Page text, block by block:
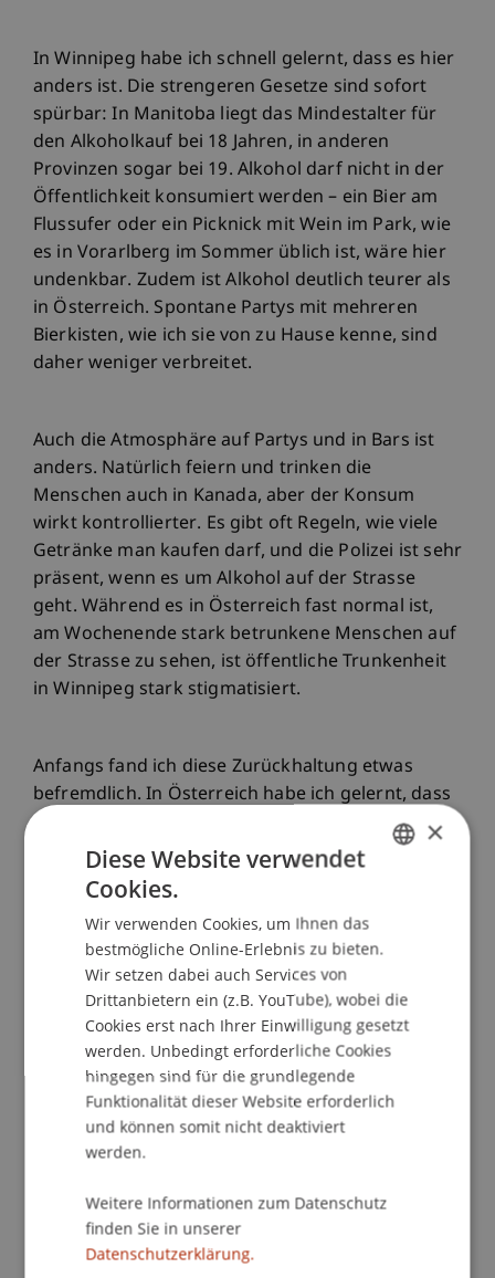
In Winnipeg habe ich schnell gelernt, dass es hier
anders ist. Die strengeren Gesetze sind sofort
spürbar: In Manitoba liegt das Mindestalter für
den Alkoholkauf bei 18 Jahren, in anderen
Provinzen sogar bei 19. Alkohol darf nicht in der
Öffentlichkeit konsumiert werden – ein Bier am
Flussufer oder ein Picknick mit Wein im Park, wie
es in Vorarlberg im Sommer üblich ist, wäre hier
undenkbar. Zudem ist Alkohol deutlich teurer als
in Österreich. Spontane Partys mit mehreren
Bierkisten, wie ich sie von zu Hause kenne, sind
daher weniger verbreitet.
Auch die Atmosphäre auf Partys und in Bars ist
anders. Natürlich feiern und trinken die
Menschen auch in Kanada, aber der Konsum
wirkt kontrollierter. Es gibt oft Regeln, wie viele
Getränke man kaufen darf, und die Polizei ist sehr
präsent, wenn es um Alkohol auf der Strasse
geht. Während es in Österreich fast normal ist,
am Wochenende stark betrunkene Menschen auf
der Strasse zu sehen, ist öffentliche Trunkenheit
in Winnipeg stark stigmatisiert.
Anfangs fand ich diese Zurückhaltung etwas
befremdlich. In Österreich habe ich gelernt, dass
Alkohol ein natürlicher Teil der Kultur ist. Erst
während meines Aufenthalts hier wurde mir
bewusst, wie sehr wir den Konsum in meinem
Heimatland normalisiert haben. Es fällt uns
schwer, uns ein Volksfest ohne Bier oder ein
Abendessen ohne Wein vorzustellen. In Kanada
hingegen habe ich erlebt, dass soziales
Miteinander auch ohne Alkohol gut funktioniert.
Wenn ich mich mit kanadischen Studierenden
treffe, essen wir oft gemeinsam, treiben Sport
oder unterhalten uns einfach. Alkohol ist
höchstens eine Nebensache.
Diese Unterschiede haben mich zum Nachdenken
gebracht. Sie zeigen, dass jede Kultur ihre
eigenen Werte hat. In Kanada stehen beim Thema
×
Diese Website verwendet
Cookies.
Wir verwenden Cookies, um Ihnen das
bestmögliche Online-Erlebnis zu bieten.
Wir setzen dabei auch Services von
Drittanbietern ein (z.B. YouTube), wobei die
Cookies erst nach Ihrer Einwilligung gesetzt
werden. Unbedingt erforderliche Cookies
hingegen sind für die grundlegende
Funktionalität dieser Website erforderlich
und können somit nicht deaktiviert
werden.
Weitere Informationen zum Datenschutz
finden Sie in unserer
Datenschutzerklärung.